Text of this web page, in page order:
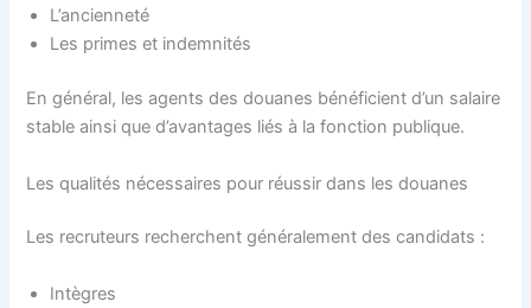
L’ancienneté
Les primes et indemnités
En général, les agents des douanes bénéficient d’un salaire
stable ainsi que d’avantages liés à la fonction publique.
Les qualités nécessaires pour réussir dans les douanes
Les recruteurs recherchent généralement des candidats :
Intègres